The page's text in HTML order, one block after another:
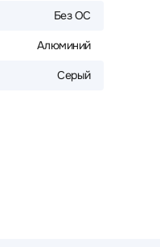
Без ОС
Алюминий
Серый